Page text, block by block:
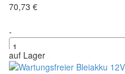
70,73 €
-
+
auf Lager